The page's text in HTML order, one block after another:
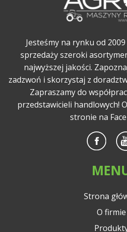
Jesteśmy na rynku od
sprzedaży szeroki
najwyższej jakości.
zadzwoń i skorzystaj z
Zapraszamy do
przedstawicieli handlowych!
stronie na
Strona
O firmie